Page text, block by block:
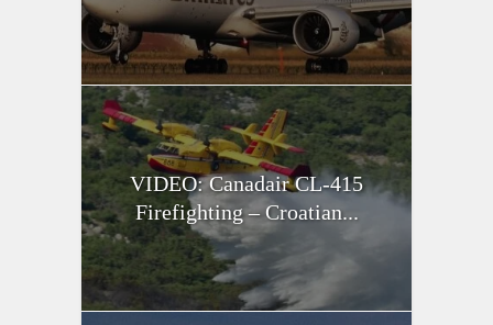
VIDEO: Canadair CL-415
Firefighting – Croatian...